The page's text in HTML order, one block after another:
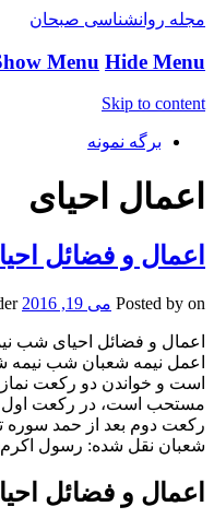
مجله روانشناسی صبحان
Menu Hide Menu
Skip to content
برگه نمونه
اعمال احیای
اعمال و فضائل
Posted by on می 19, 2016
اعمال و فضائل احیای شب
اعمل نیمه شعبان شب نیمه
است و خواندن دو رکعت
مستحب است، در رکعت اول
رکعت دوم بعد از حمد سوره
شعبان نقل شده: رسول
اعمال و فضائل